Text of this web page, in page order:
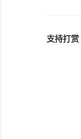
支持打赏